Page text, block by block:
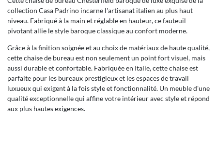
collection Casa Padrino incarne l'artisanat italien au plus haut
niveau. Fabriqué à la main et réglable en hauteur, ce fauteuil
pivotant allie le style baroque classique au confort moderne.
Grâce à la finition soignée et au choix de matériaux de haute qualité,
cette chaise de bureau est non seulement un point fort visuel, mais
aussi durable et confortable. Fabriquée en Italie, cette chaise est
parfaite pour les bureaux prestigieux et les espaces de travail
luxueux qui exigent à la fois style et fonctionnalité. Un meuble d'une
qualité exceptionnelle qui affine votre intérieur avec style et répond
aux plus hautes exigences.